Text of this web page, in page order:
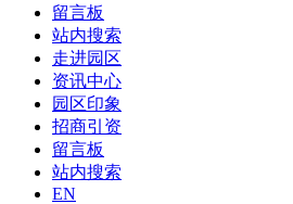
留言板
站内搜索
走进园区
资讯中心
园区印象
招商引资
留言板
站内搜索
EN